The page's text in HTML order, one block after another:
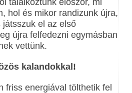
találkoztunk először, mi
hol és mikor randizunk újra,
el az első
újra felfedezni egymásban
vettünk.
kalandokkal!
friss energiával tölthetik fel